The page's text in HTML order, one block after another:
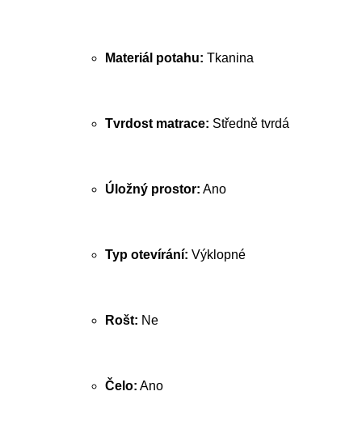
Materiál potahu: Tkanina
Tvrdost matrace: Středně tvrdá
Úložný prostor: Ano
Typ otevírání: Výklopné
Rošt: Ne
Čelo: Ano